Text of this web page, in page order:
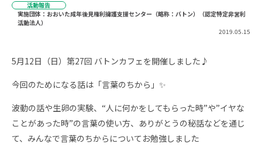
活動報告
実施団体：おおいた成年後見権利擁護支援センター（略称：バトン）（認定特定非営利
活動法人）
2019.05.15
5月12日（日）第27回 バトンカフェを開催しました♪
今回のためになる話は「言葉のちから」✨
波動の話や生卵の実験、“人に何かをしてもらった時”や”イヤな
ことがあった時”の言葉の使い方、ありがとうの秘話などを通じ
て、みんなで言葉のちからについてお勉強しました